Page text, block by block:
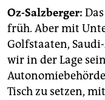
Oz-Salzberger:
früh. Aber mit
Golfstaaten,
wir in der Lage
Tisch zu setzen,